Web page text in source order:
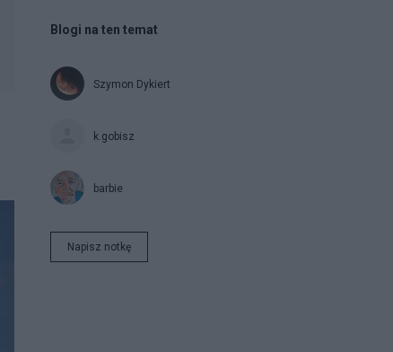
Blogi na ten temat
Szymon Dykiert
k.gobisz
barbie
Napisz notkę